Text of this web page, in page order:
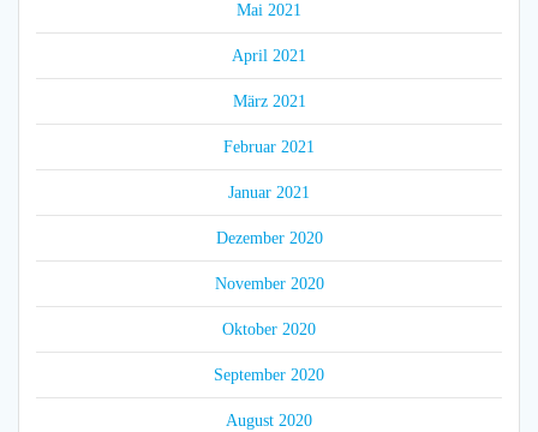
Mai 2021
April 2021
März 2021
Februar 2021
Januar 2021
Dezember 2020
November 2020
Oktober 2020
September 2020
August 2020